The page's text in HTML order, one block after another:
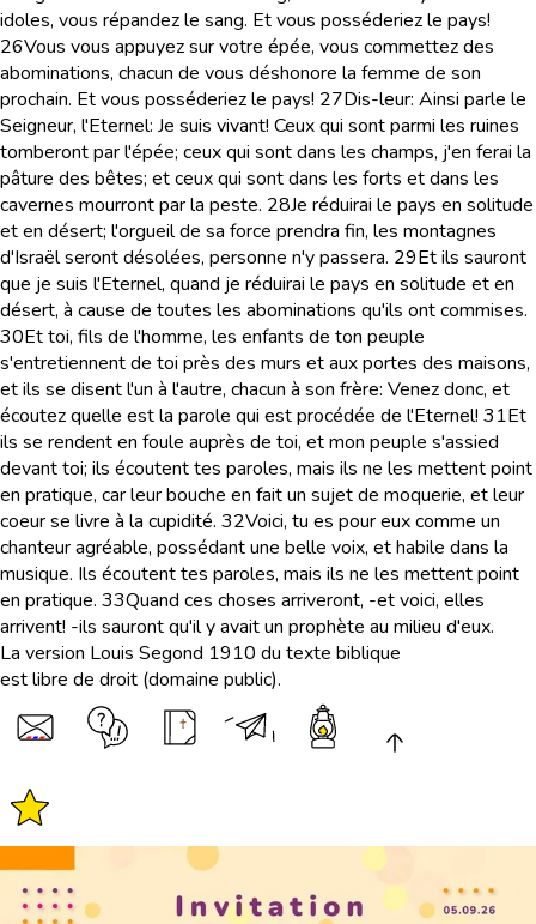
idoles, vous répandez le sang. Et vous posséderiez le pays!
26Vous vous appuyez sur votre épée, vous commettez des
abominations, chacun de vous déshonore la femme de son
prochain. Et vous posséderiez le pays! 27Dis-leur: Ainsi parle le
Seigneur, l'Eternel: Je suis vivant! Ceux qui sont parmi les ruines
tomberont par l'épée; ceux qui sont dans les champs, j'en ferai la
pâture des bêtes; et ceux qui sont dans les forts et dans les
cavernes mourront par la peste. 28Je réduirai le pays en solitude
et en désert; l'orgueil de sa force prendra fin, les montagnes
d'Israël seront désolées, personne n'y passera. 29Et ils sauront
que je suis l'Eternel, quand je réduirai le pays en solitude et en
désert, à cause de toutes les abominations qu'ils ont commises.
30Et toi, fils de l'homme, les enfants de ton peuple
s'entretiennent de toi près des murs et aux portes des maisons,
et ils se disent l'un à l'autre, chacun à son frère: Venez donc, et
écoutez quelle est la parole qui est procédée de l'Eternel! 31Et
ils se rendent en foule auprès de toi, et mon peuple s'assied
devant toi; ils écoutent tes paroles, mais ils ne les mettent point
en pratique, car leur bouche en fait un sujet de moquerie, et leur
coeur se livre à la cupidité. 32Voici, tu es pour eux comme un
chanteur agréable, possédant une belle voix, et habile dans la
musique. Ils écoutent tes paroles, mais ils ne les mettent point
en pratique. 33Quand ces choses arriveront, -et voici, elles
arrivent! -ils sauront qu'il y avait un prophète au milieu d'eux.
La version Louis Segond 1910 du texte biblique
est libre de droit (domaine public).